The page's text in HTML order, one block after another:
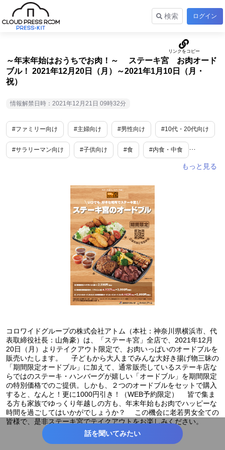
検索 ログイン
～年末年始はおうちでお肉！～ ステーキ宮 お肉オード
ブル！ 2021年12月20日（月）～2021年1月10日（月・
祝）
情報解禁日時：2021年12月21日 09時32分
#ファミリー向け #主婦向け #男性向け #10代・20代向け
#サラリーマン向け #子供向け #食 #内食・中食
#冬休み
#恒例行事
コロワイドグループの株式会社アトム（本社：神奈川県横浜市、代
表取締役社長：山角豪）は、「ステーキ宮」全店で、2021年12月
20日（月）よりテイクアウト限定で、お肉いっぱいのオードブルを
販売いたします。 子どもから大人までみんな大好き揚げ物三昧の
「期間限定オードブル」に加えて、通常販売しているステーキ店な
らではのステーキ・ハンバーグが嬉しい「オードブル」を期間限定
の特別価格でのご提供。しかも、２つのオードブルをセットで購入
すると、なんと！更に1000円引き！（WEB予約限定） 皆で集ま
る方も家族でゆっくり年越しの方も、年末年始もお肉でハッピーな
時間を過ごしてはいかがでしょうか？ この機会に老若男女全ての
皆様で、是非ステーキ宮でテイクアウトをお楽しみください。
話を聞いてみたい